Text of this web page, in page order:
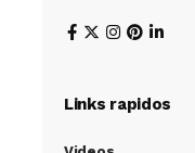
Links rapidos